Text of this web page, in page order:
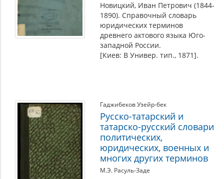
Новицкий, Иван Петрович (1844-
1890). Справочный словарь
юридических терминов
древнего актового языка Юго-
западной России.
[Киев: В Универ. тип., 1871].
Гаджибеков Узейр-бек
Русско-татарский и
татарско-русский словари
политических,
юридических, военных и
многих других терминов
М.Э. Расуль-Заде